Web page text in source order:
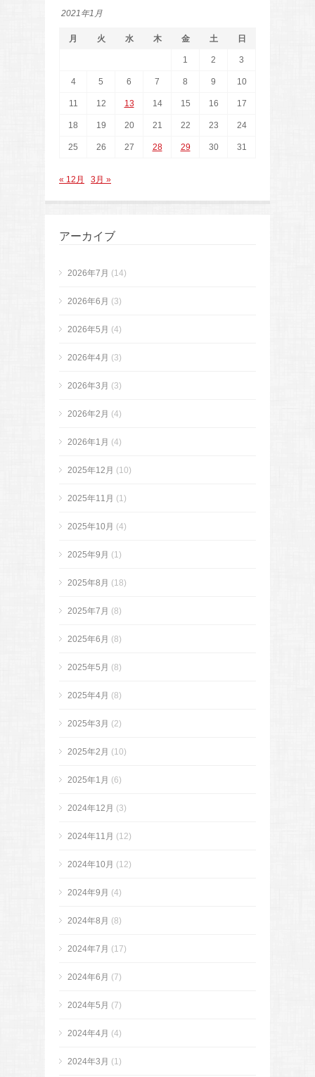
2021年1月
月 火 水 木 金 土 日
1 2 3
4 5 6 7 8 9 10
11 12 13 14 15 16 17
18 19 20 21 22 23 24
25 26 27 28 29 30 31
« 12月 3月 »
アーカイブ
2026年7月 (14)
2026年6月 (3)
2026年5月 (4)
2026年4月 (3)
2026年3月 (3)
2026年2月 (4)
2026年1月 (4)
2025年12月 (10)
2025年11月 (1)
2025年10月 (4)
2025年9月 (1)
2025年8月 (18)
2025年7月 (8)
2025年6月 (8)
2025年5月 (8)
2025年4月 (8)
2025年3月 (2)
2025年2月 (10)
2025年1月 (6)
2024年12月 (3)
2024年11月 (12)
2024年10月 (12)
2024年9月 (4)
2024年8月 (8)
2024年7月 (17)
2024年6月 (7)
2024年5月 (7)
2024年4月 (4)
2024年3月 (1)